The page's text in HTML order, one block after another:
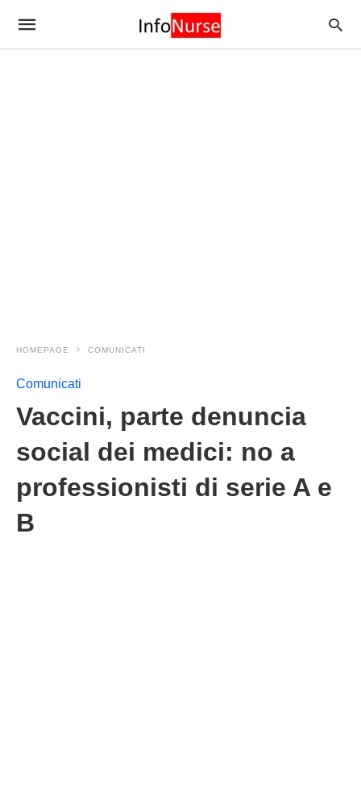
HOMEPAGE COMUNICATI
Comunicati
Vaccini, parte denuncia
social dei medici: no a
professionisti di serie A e
B